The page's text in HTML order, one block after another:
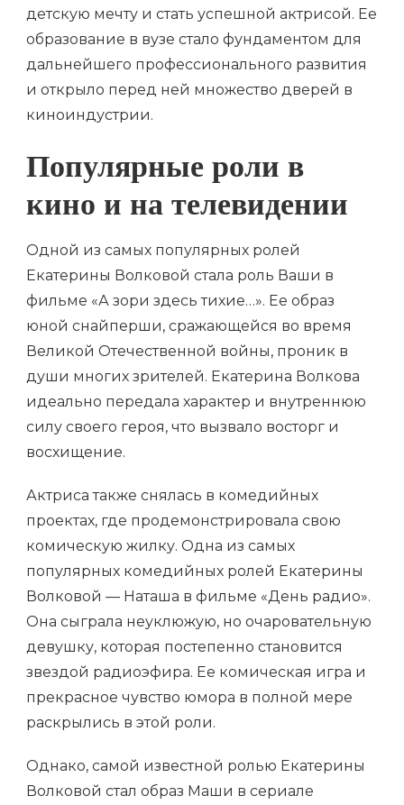
детскую мечту и стать успешной актрисой. Ее
образование в вузе стало фундаментом для
дальнейшего профессионального развития
и открыло перед ней множество дверей в
киноиндустрии.
Популярные роли в
кино и на телевидении
Одной из самых популярных ролей
Екатерины Волковой стала роль Ваши в
фильме «А зори здесь тихие…». Ее образ
юной снайперши, сражающейся во время
Великой Отечественной войны, проник в
души многих зрителей. Екатерина Волкова
идеально передала характер и внутреннюю
силу своего героя, что вызвало восторг и
восхищение.
Актриса также снялась в комедийных
проектах, где продемонстрировала свою
комическую жилку. Одна из самых
популярных комедийных ролей Екатерины
Волковой — Наташа в фильме «День радио».
Она сыграла неуклюжую, но очаровательную
девушку, которая постепенно становится
звездой радиоэфира. Ее комическая игра и
прекрасное чувство юмора в полной мере
раскрылись в этой роли.
Однако, самой известной ролью Екатерины
Волковой стал образ Маши в сериале